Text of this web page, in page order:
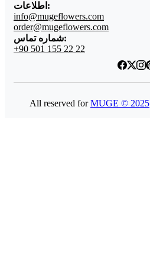
اطلاعات:
info@mugeflowers.com
order@mugeflowers.com
شماره تماس:
+90 501 155 22 22
All reserved forMUGE © 2025